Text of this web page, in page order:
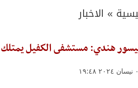
» الاخبار
هندي: مستشفى الكفيل يمتلك